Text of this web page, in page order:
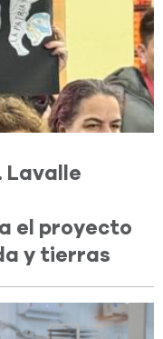
Lavalle
el proyecto
y tierras